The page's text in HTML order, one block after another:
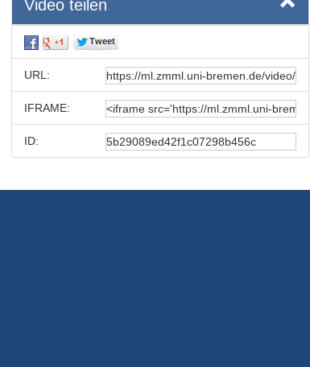
Video teilen
URL:
IFRAME:
ID: